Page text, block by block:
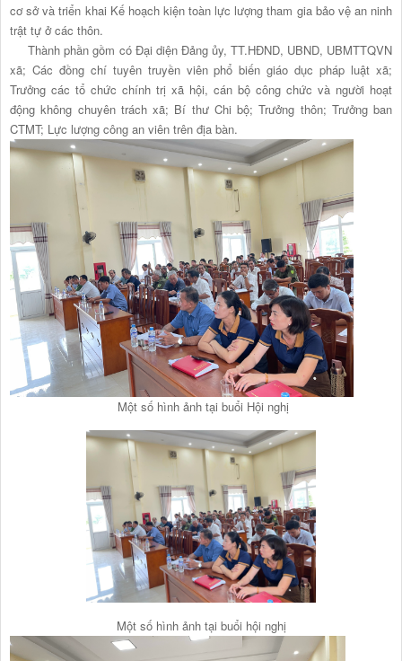
cơ sở và triển khai Kế hoạch kiện toàn lực lượng tham gia bảo vệ an ninh
trật tự ở các thôn.
Thành phần gồm có Đại diện Đảng ủy, TT.HĐND, UBND, UBMTTQVN
xã; Các đồng chí tuyên truyền viên phổ biến giáo dục pháp luật xã;
Trưởng các tổ chức chính trị xã hội, cán bộ công chức và người hoạt
động không chuyên trách xã; Bí thư Chi bộ; Trưởng thôn; Trưởng ban
CTMT; Lực lượng công an viên trên địa bàn.
Một số hình ảnh tại buổi Hội nghị
Một số hình ảnh tại buổi hội nghị